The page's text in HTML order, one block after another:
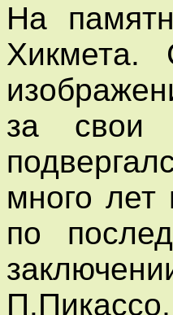
На
Хикмета.
за свои
много лет
по